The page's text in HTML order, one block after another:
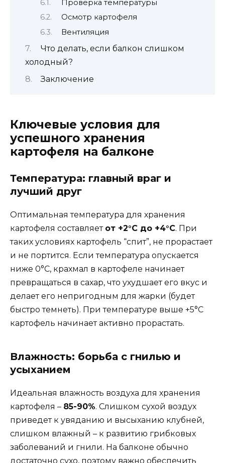
Проверка температуры
Осмотр картофеля
Вентиляция
Что делать, если балкон слишком
холодный?
Заключение
Ключевые условия для
успешного хранения
картофеля на балконе
Температура: главный враг и
лучший друг
Оптимальная температура для хранения
картофеля составляет от +2°C до +4°C. При
таких условиях картофель “спит”, не прорастает
и не портится. Если температура опускается
ниже 0°C, крахмал в картофеле начинает
превращаться в сахар, что ухудшает его вкус и
делает его непригодным для жарки (будет
быстро темнеть). При температуре выше +5°C
картофель начинает активно прорастать.
Влажность: борьба с гнилью и
усыханием
Идеальная влажность воздуха для хранения
картофеля – 85-90%. Слишком сухой воздух
приведет к увяданию и высыханию клубней,
слишком влажный – к развитию грибковых
заболеваний и гнили. На балконе обычно
достаточно сухо, поэтому важно обеспечить